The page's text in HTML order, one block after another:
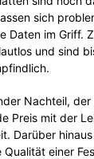
sich
Daten im Griff.
und sind
Nachteil,
Preis mit der
Darüber
Qualität einer